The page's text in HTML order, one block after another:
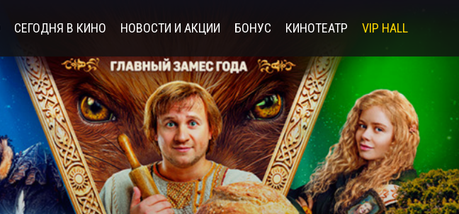
СЕГОДНЯ В КИНО НОВОСТИ И АКЦИИ БОНУС КИНОТЕАТР VIP HALL